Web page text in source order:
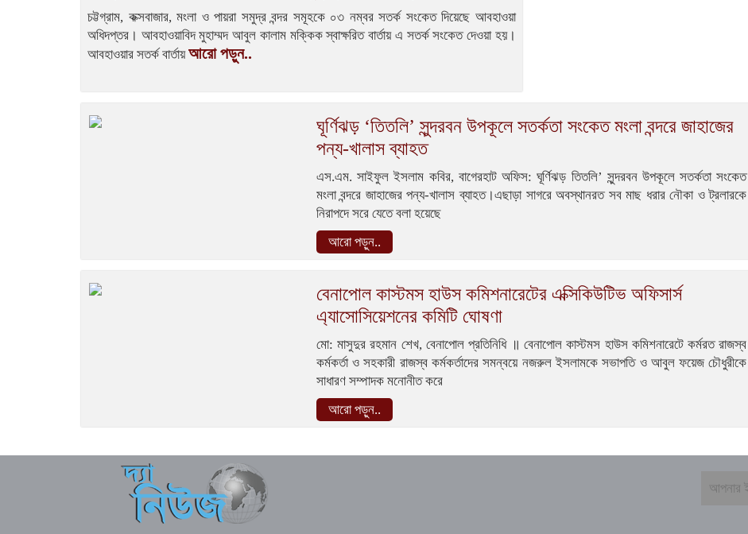
চট্টগ্রাম, কক্সবাজার, মংলা ও পায়রা সমুদ্র বন্দর সমূহকে ০৩ নম্বর সতর্ক সংকেত দিয়েছে আবহাওয়া
অধিদপ্তর। আবহাওয়াবিদ মুহাম্মদ আবুল কালাম মক্কিক স্বাক্ষরিত বার্তায় এ সতর্ক সংকেত দেওয়া হয়।
আবহাওয়ার সতর্ক বার্তায়আরো পড়ুন..
ঘূর্ণিঝড় ‘তিতলি’ সুন্দরবন উপকূলে সতর্কতা সংকেত মংলা বন্দরে জাহাজের
পন্য-খালাস ব্যাহত
এস.এম. সাইফুল ইসলাম কবির, বাগেরহাট অফিস: ঘূর্ণিঝড় তিতলি’ সুন্দরবন উপকূলে সতর্কতা সংকেত
মংলা বন্দরে জাহাজের পন্য-খালাস ব্যাহত।এছাড়া সাগরে অবস্থানরত সব মাছ ধরার নৌকা ও ট্রলারকে
নিরাপদে সরে যেতে বলা হয়েছে
আরো পড়ুন..
বেনাপোল কাস্টমস হাউস কমিশনারেটের এক্সিকিউটিভ অফিসার্স
এ্যাসোসিয়েশনের কমিটি ঘোষণা
মো: মাসুদুর রহমান শেখ, বেনাপোল প্রতিনিধি ॥ বেনাপোল কাস্টমস হাউস কমিশনারেটে কর্মরত রাজস্ব
কর্মকর্তা ও সহকারী রাজস্ব কর্মকর্তাদের সমন্বয়ে নজরুল ইসলামকে সভাপতি ও আবুল ফয়েজ চৌধুরীকে
সাধারণ সম্পাদক মনোনীত করে
আরো পড়ুন..